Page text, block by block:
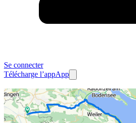
Se connecter
Télécharge l’appApp